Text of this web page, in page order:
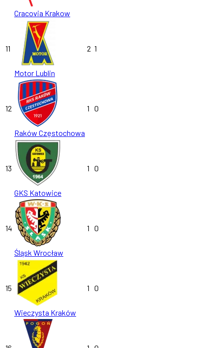
Cracovia Krakow
11
Motor Lublin
2 1
12
Raków Częstochowa
1 0
13
GKS Katowice
1 0
14
Śląsk Wrocław
1 0
15
Wieczysta Kraków
1 0